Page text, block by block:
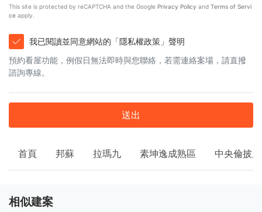
This site is protected by reCAPTCHA and the Google Privacy Policy and Terms of Servi
ce apply.
我已閱讀並同意網站的「隱私權政策」聲明
預約看屋功能，例假日無法即時與您聯絡，若需連絡案場，請直撥
諮詢專線。
送出
首頁 邦蘇 拉瑪九 素坤逸成熟區 中央倫披尼
相似建案